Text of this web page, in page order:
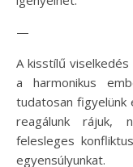
—
A kisstílű
a harmonikus
tudatosan figyelünk
reagálunk rájuk,
felesleges
egyensúlyunkat.